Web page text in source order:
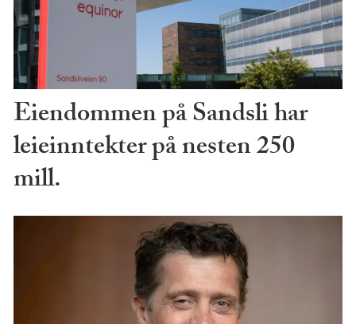
Eiendommen på Sandsli har
leieinntekter på nesten 250
mill.